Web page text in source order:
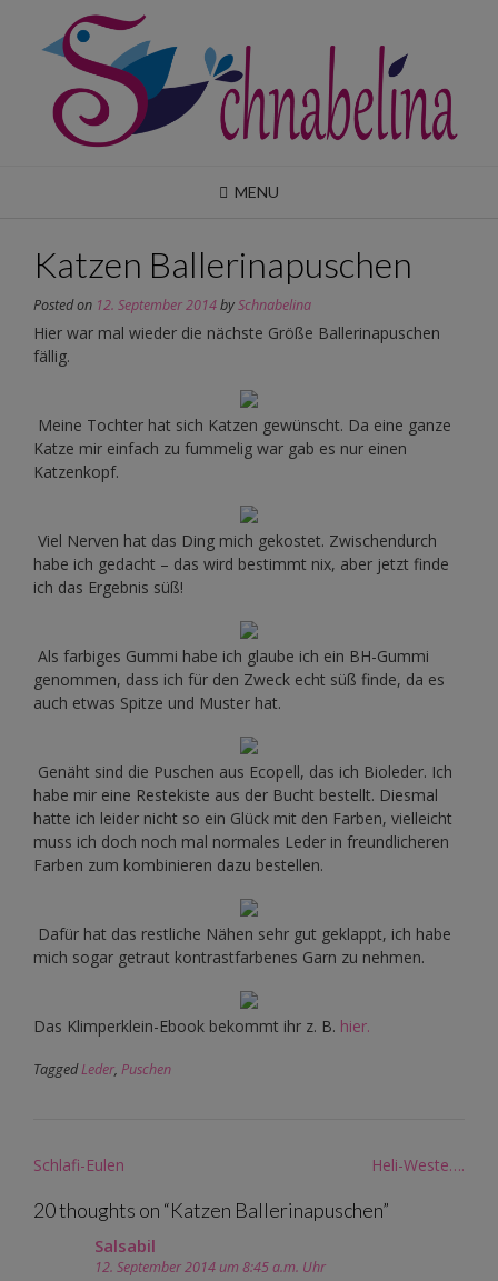
content
MENU
Katzen Ballerinapuschen
Posted on 12. September 2014bySchnabelina
Hier war mal wieder die nächste Größe Ballerinapuschen
fällig.
Meine Tochter hat sich Katzen gewünscht. Da eine ganze
Katze mir einfach zu fummelig war gab es nur einen
Katzenkopf.
Viel Nerven hat das Ding mich gekostet. Zwischendurch
habe ich gedacht – das wird bestimmt nix, aber jetzt finde
ich das Ergebnis süß!
Als farbiges Gummi habe ich glaube ich ein BH-Gummi
genommen, dass ich für den Zweck echt süß finde, da es
auch etwas Spitze und Muster hat.
Genäht sind die Puschen aus Ecopell, das ich Bioleder. Ich
habe mir eine Restekiste aus der Bucht bestellt. Diesmal
hatte ich leider nicht so ein Glück mit den Farben, vielleicht
muss ich doch noch mal normales Leder in freundlicheren
Farben zum kombinieren dazu bestellen.
Dafür hat das restliche Nähen sehr gut geklappt, ich habe
mich sogar getraut kontrastfarbenes Garn zu nehmen.
Das Klimperklein-Ebook bekommt ihr z. B. hier.
TaggedLeder, Puschen
Post
Schlafi-Eulen Heli-Weste….
20 thoughts on “Katzen Ballerinapuschen”
Salsabil
12. September 2014 um 8:45 a.m. Uhr